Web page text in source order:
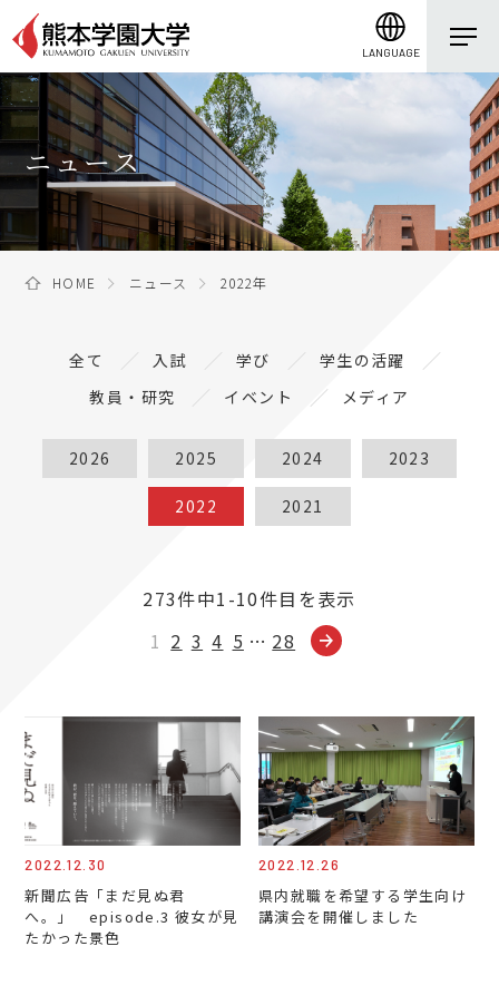
LANGUAGE
ニュース
HOME ニュース 2022年
全て 入試 学び
学生の活躍
教員・研究
イベント メディア
2026 2025 2024 2023
2022 2021
273件中1-10件目を表示
1 2 3 4 5 … 28
2022.12.30
新聞広告「まだ見ぬ君
へ。」 episode.3 彼女が見
たかった景色
2022.12.26
県内就職を希望する学生向け
講演会を開催しました